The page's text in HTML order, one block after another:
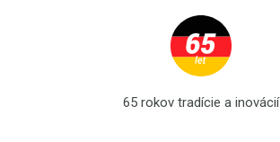
65 rokov tradície a inovácií